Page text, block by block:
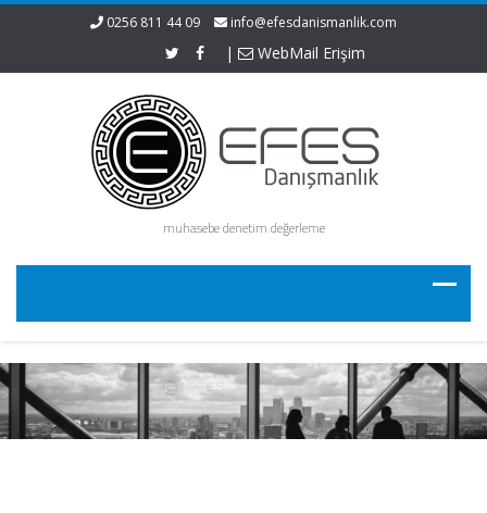
0256 811 44 09 info@efesdanismanlik.com
| WebMail Erişim
muhasebe denetim değerleme